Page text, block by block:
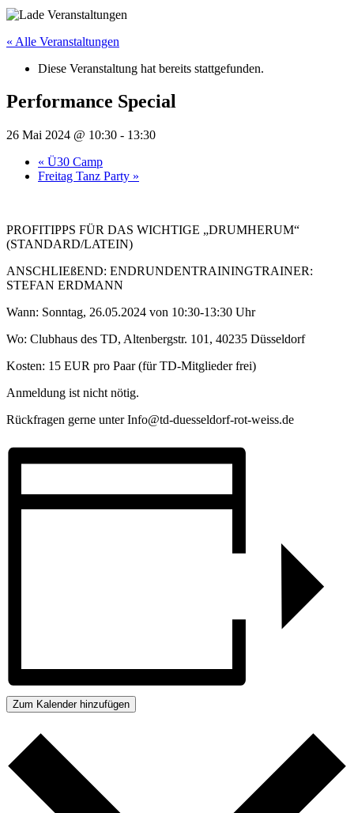
« Alle Veranstaltungen
Diese Veranstaltung hat bereits stattgefunden.
Performance Special
26 Mai 2024 @ 10:30 - 13:30
« Ü30 Camp
Freitag Tanz Party »
PROFITIPPS FÜR DAS WICHTIGE „DRUMHERUM“
(STANDARD/LATEIN)
ANSCHLIEßEND: ENDRUNDENTRAININGTRAINER:
STEFAN ERDMANN
Wann: Sonntag, 26.05.2024 von 10:30-13:30 Uhr
Wo: Clubhaus des TD, Altenbergstr. 101, 40235 Düsseldorf
Kosten: 15 EUR pro Paar (für TD-Mitglieder frei)
Anmeldung ist nicht nötig.
Rückfragen gerne unter Info@td-duesseldorf-rot-weiss.de
Zum Kalender hinzufügen